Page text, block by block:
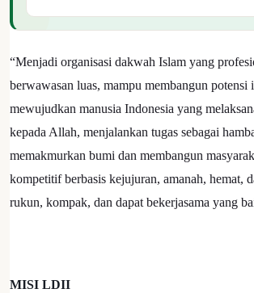
“Menjadi organisasi dakwah Islam yang
berwawasan luas, mampu membangun potensi
mewujudkan manusia Indonesia yang
kepada Allah, menjalankan tugas sebagai
memakmurkan bumi dan membangun
kompetitif berbasis kejujuran, amanah, hemat,
rukun, kompak, dan dapat bekerjasama yang
MISI LDII